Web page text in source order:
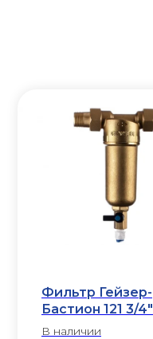
Фильтр Гейзер-
Бастион 121 3/4"
(проточный)
В наличии